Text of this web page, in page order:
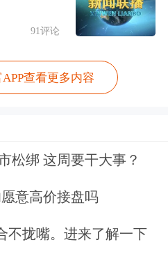
雷军个人财富暴增
亿元，与正威集团王
。
强东，以一天1个亿
料的是，得益于京
资，其整年的财富
750亿元，排名也
91评论
查看更多内容
松绑 这周要干大事？
意高价接盘吗
不拢嘴。进来了解一下